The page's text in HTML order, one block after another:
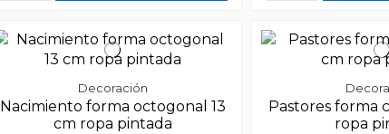
Decoración
Nacimiento forma octogonal 13
cm ropa pintada
Pastores forma
ropa